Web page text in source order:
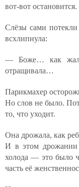
вот-вот остановится.
Слёзы сами
всхлипнула:
— Боже… как
отращивала…
Парикмахер
Но слов не было.
то, что уходит.
Она дрожала, как
И в этом дрожании
холода — это было
часть её